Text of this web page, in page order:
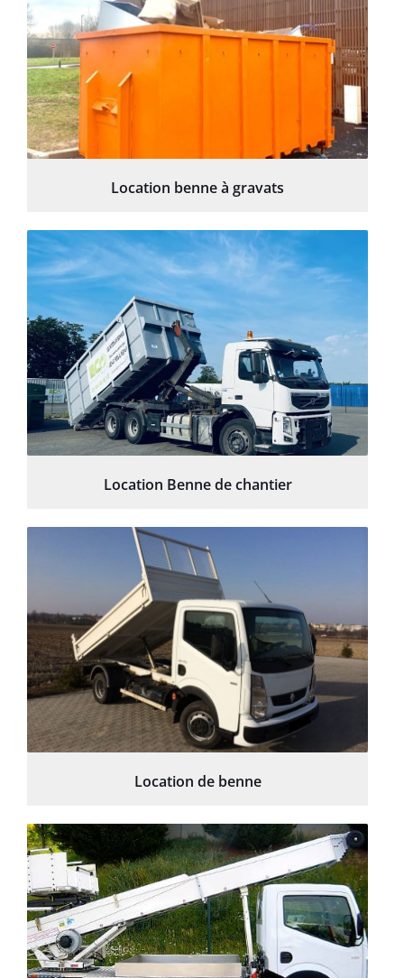
Location benne à gravats
Location Benne de chantier
Location de benne